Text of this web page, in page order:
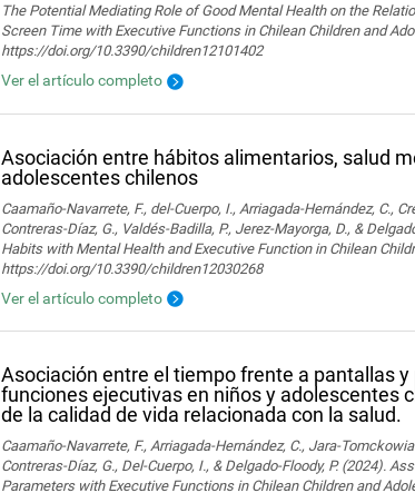
The Potential Mediating Role of Good Mental Health on the
Screen Time with Executive Functions in Chilean Children and
https://doi.org/10.3390/children12101402
Ver el artículo completo
Asociación entre hábitos alimentarios, salud
adolescentes chilenos
Caamaño-Navarrete, F., del-Cuerpo, I., Arriagada-Hernández, C.,
Contreras-Díaz, G., Valdés-Badilla, P., Jerez-Mayorga, D., &
Habits with Mental Health and Executive Function in Chilean
https://doi.org/10.3390/children12030268
Ver el artículo completo
Asociación entre el tiempo frente a pantallas
funciones ejecutivas en niños y adolescentes
de la calidad de vida relacionada con la salud.
Caamaño-Navarrete, F., Arriagada-Hernández, C., Jara-
Contreras-Díaz, G., Del-Cuerpo, I., & Delgado-Floody, P. (2024).
Parameters with Executive Functions in Chilean Children and